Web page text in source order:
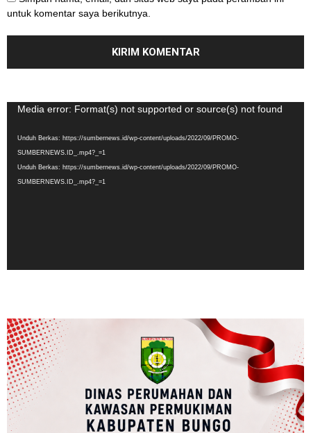
untuk komentar saya berikutnya.
Pemutar
Media error: Format(s) not supported or source(s) not found
Unduh Berkas: https://sumbernews.id/wp-content/uploads/2022/09/PROMO-
SUMBERNEWS.ID_.mp4?_=1
Unduh Berkas: https://sumbernews.id/wp-content/uploads/2022/09/PROMO-
SUMBERNEWS.ID_.mp4?_=1